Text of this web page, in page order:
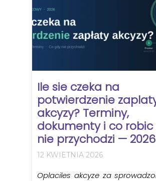
Ile sie czeka na
potwierdzenie
akcyzy? Terminy,
dokumenty i co
nie przychodzi — 2026
12 KWIETNIA 2026
Oplaciles akcyze za